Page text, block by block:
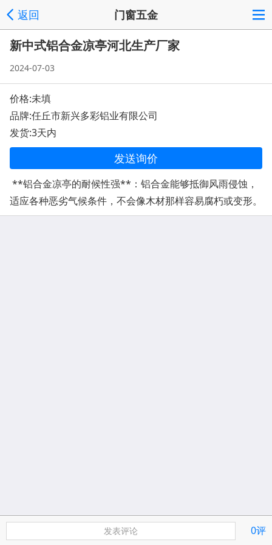
返回 门窗五金
新中式铝合金凉亭河北生产厂家
2024-07-03
价格:未填
品牌:任丘市新兴多彩铝业有限公司
发货:3天内
发送询价
**铝合金凉亭的耐候性强**：铝合金能够抵御风雨侵蚀，
适应各种恶劣气候条件，不会像木材那样容易腐朽或变形。
发表评论 0评